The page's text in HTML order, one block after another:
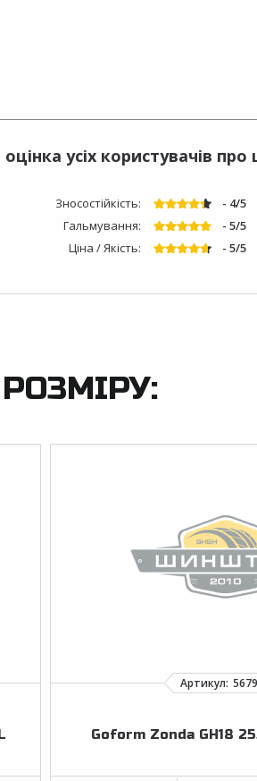
усіх користувачів
Зносостійкість:
- 4/5
Гальмування:
- 5/5
Ціна / Якість:
- 5/5
Goform Zonda GH18